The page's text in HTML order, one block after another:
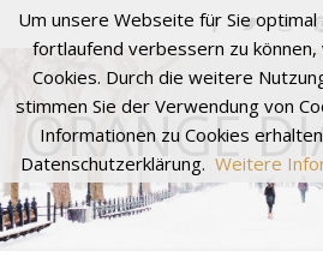
ORANGE
Um unsere Webseite für Sie
fortlaufend verbessern zu
Cookies. Durch die weitere
stimmen Sie der Verwendung von
Informationen zu Cookies
Datenschutzerklärung. Weitere